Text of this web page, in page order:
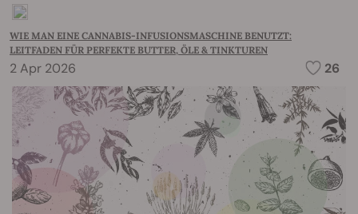
WIE MAN EINE CANNABIS-INFUSIONSMASCHINE BENUTZT:
LEITFADEN FÜR PERFEKTE BUTTER, ÖLE & TINKTUREN
2 Apr 2026 26